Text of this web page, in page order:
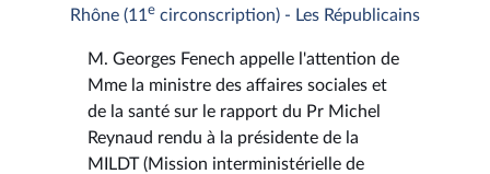
Rhône (11 e circonscription) - Les Républicains
M. Georges Fenech appelle l'attention de
Mme la ministre des affaires sociales et
de la santé sur le rapport du Pr Michel
Reynaud rendu à la présidente de la
MILDT (Mission interministérielle de